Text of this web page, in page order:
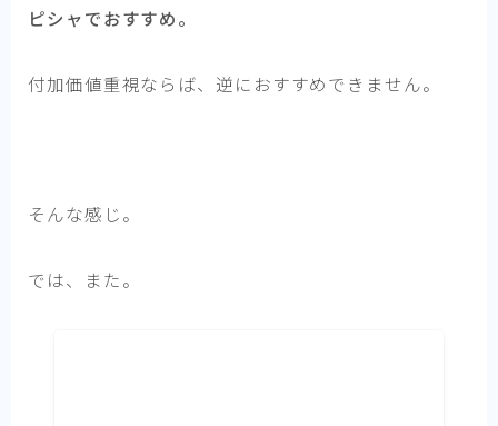
ピシャでおすすめ。
付加価値重視ならば、逆におすすめできません。
そんな感じ。
では、また。